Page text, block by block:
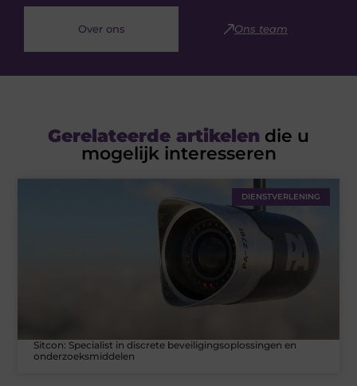
Over ons Ons team
Gerelateerde artikelen die u
mogelijk interesseren
DIENSTVERLENING
Sitcon: Specialist in discrete beveiligingsoplossingen en
onderzoeksmiddelen